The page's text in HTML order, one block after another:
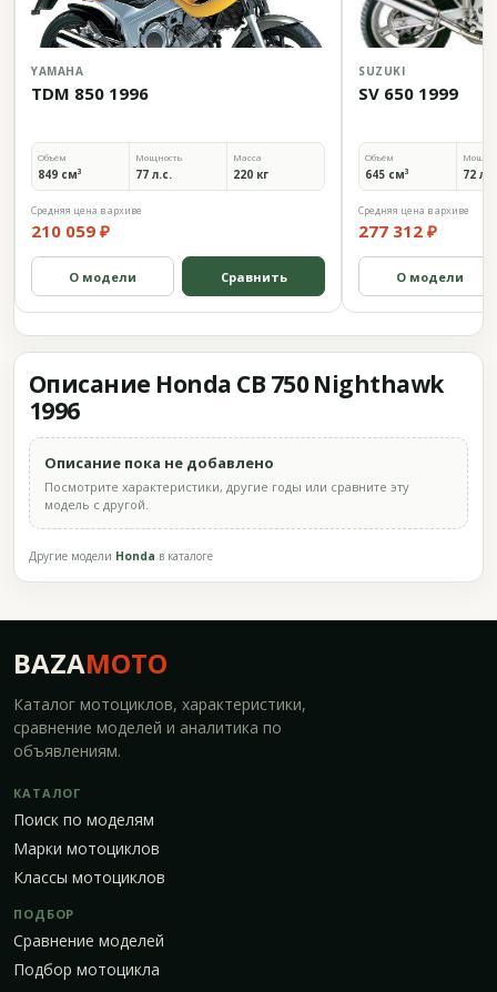
YAMAHA
TDM 850 1996
Объём
849 см³
Мощность
77 л.с.
Масса
220 кг
Средняя цена в архиве
210 059 ₽
О модели Сравнить
SUZUKI
SV 650 1999
Объём
645 см³ 72
Средняя цена в архиве
277 312 ₽
О модели
Описание Honda CB 750 Nighthawk
1996
Описание пока не добавлено
Посмотрите характеристики, другие годы или сравните эту
модель с другой.
Другие модели Honda в каталоге
BAZAMOTO
Каталог мотоциклов, характеристики,
сравнение моделей и аналитика по
объявлениям.
КАТАЛОГ
Поиск по моделям
Марки мотоциклов
Классы мотоциклов
ПОДБОР
Сравнение моделей
Подбор мотоцикла